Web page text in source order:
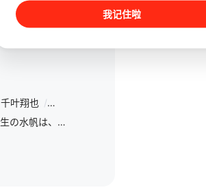
更新第12集
千叶翔也 / 猪股慧士
２０２０年７月１日。高校２年生の水帆は、最悪な１７歳の誕生日を迎えていた。 憧れの先輩に近づくチャンスはなくなるし、親には誕生日をすっかり忘れられているし……。 しかも未知の感染症の流行で、部
我记住啦